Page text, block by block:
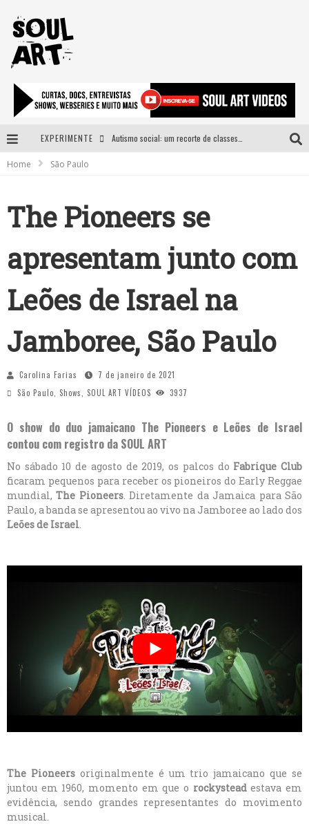
EXPERIMENTE
Home São Paulo
The Pioneers se
apresentam junto com
Leões de Israel na
Jamboree, São Paulo
Carolina Farias
7 de janeiro de 2021
São Paulo
Shows SOUL ART VÍDEOS 3937
O show do duo jamaicano The Pioneers e Leões de Israel
contou com registro da SOUL ART
No sábado 10 de agosto de 2019, os palcos do Fabrique Club
ficaram pequenos para receber os pioneiros do Early Reggae
mundial,The Pioneers. Diretamente da Jamaica para São
Paulo, a banda se apresentou ao vivo na Jamboree ao lado dos
Leões de Israel.
The Pioneersoriginalmente é um trio jamaicano que se
juntou em 1960, momento em que o rockysteadestava em
evidência, sendo grandes representantes do movimento
musical.